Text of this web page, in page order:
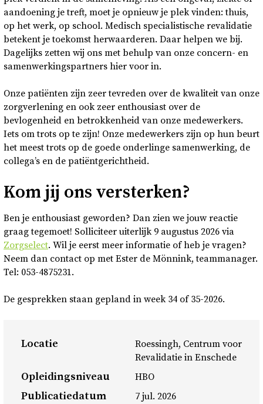
aandoening je treft, moet je opnieuw je plek vinden: thuis,
op het werk, op school. Medisch specialistische revalidatie
betekent je toekomst herwaarderen. Daar helpen we bij.
Dagelijks zetten wij ons met behulp van onze concern- en
samenwerkingspartners hier voor in.
Onze patiënten zijn zeer tevreden over de kwaliteit van onze
zorgverlening en ook zeer enthousiast over de
bevlogenheid en betrokkenheid van onze medewerkers.
Iets om trots op te zijn! Onze medewerkers zijn op hun beurt
het meest trots op de goede onderlinge samenwerking, de
collega’s en de patiëntgerichtheid.
Kom jij ons versterken?
Ben je enthousiast geworden? Dan zien we jouw reactie
graag tegemoet! Solliciteer uiterlijk 9 augustus 2026 via
Zorgselect. Wil je eerst meer informatie of heb je vragen?
Neem dan contact op met Ester de Mönnink, teammanager.
Tel: 053-4875231.
De gesprekken staan gepland in week 34 of 35-2026.
Locatie
Roessingh, Centrum voor
Revalidatie in Enschede
Opleidingsniveau HBO
Publicatiedatum 7 jul. 2026